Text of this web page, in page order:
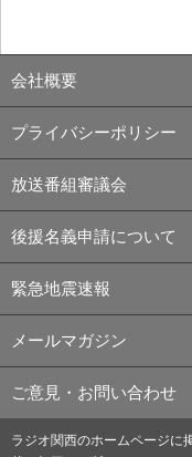
会社概要
プライバシーポリシー
放送番組審議会
後援名義申請について
緊急地震速報
メールマガジン
ご意見・お問い合わせ
ラジオ関西のホームページに